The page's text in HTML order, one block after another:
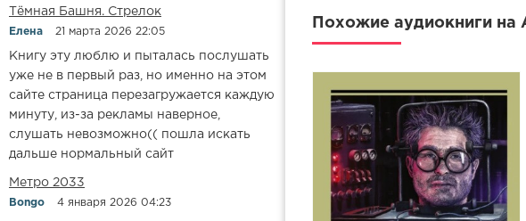
​​Тёмная Башня. Стрелок
Елена 21 марта 2026 22:05
Книгу эту люблю и пыталась послушать
уже не в первый раз, но именно на этом
сайте страница перезагружается каждую
минуту, из-за рекламы наверное,
слушать невозможно(( пошла искать
дальше нормальный сайт
Метро 2033
Bongo 4 января 2026 04:23
Похожие аудиокниги на